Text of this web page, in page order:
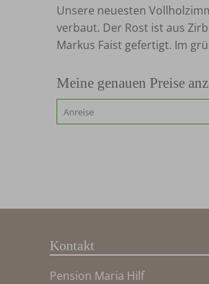
Unsere neuesten
verbaut. Der Rost ist aus
Markus Faist gefertigt. Im
Meine genauen Preise
Kontakt
Pension Maria Hilf